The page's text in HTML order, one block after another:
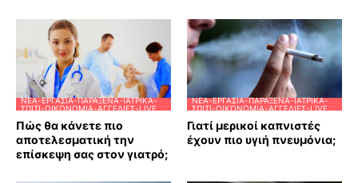
ΝΈΑ-ΕΡΓΑΣΊΑ-ΠΑΡΆΞΕΝΑ-ΙΑΤΡΙΚΆ-
ΣΠΊΤΙ-ΟΙΚΟΝΟΜΊΑ-ΑΓΓΕΛΊΕΣ-LIVE
Πώς θα κάνετε πιο
αποτελεσματική την
επίσκεψη σας στον γιατρό;
ΝΈΑ-ΕΡΓΑΣΊΑ-ΠΑΡΆΞΕΝΑ-ΙΑΤΡΙΚΆ-
ΣΠΊΤΙ-ΟΙΚΟΝΟΜΊΑ-ΑΓΓΕΛΊΕΣ-LIVE
Γιατί μερικοί καπνιστές
έχουν πιο υγιή πνευμόνια;